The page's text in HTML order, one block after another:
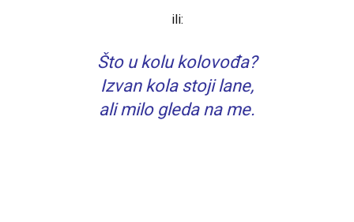
ili:
Što u kolu kolovođa?
Izvan kola stoji lane,
ali milo gleda na me.